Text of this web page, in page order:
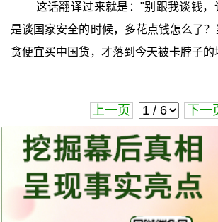
这话翻译过来就是："别跟我谈钱，
是谈国家安全的时候，多花点钱怎么了？
贪便宜买中国货，才落到今天被卡脖子的
上一页 下一